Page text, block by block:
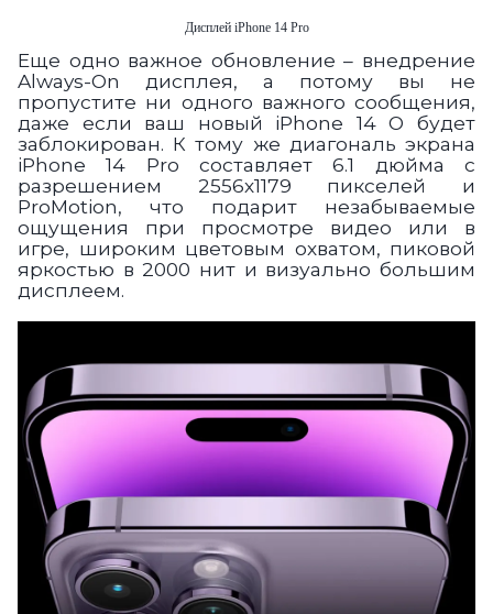
Дисплей iPhone 14 Pro
Еще одно важное обновление – внедрение
Always-On дисплея, а потому вы не
пропустите ни одного важного сообщения,
даже если ваш новый iPhone 14 О будет
заблокирован. К тому же диагональ экрана
iPhone 14 Pro составляет 6.1 дюйма с
разрешением 2556х1179 пикселей и
ProMotion, что подарит незабываемые
ощущения при просмотре видео или в
игре, широким цветовым охватом, пиковой
яркостью в 2000 нит и визуально большим
дисплеем.